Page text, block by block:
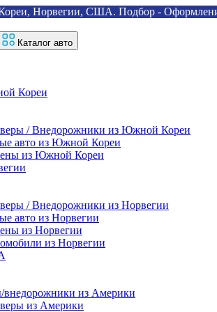
Норвегии, США. Подбор -
Каталог авто
Кореи
/ Внедорожники из Южной Кореи
авто из Южной Кореи
из Южной Кореи
/ Внедорожники из Норвегии
авто из Норвегии
из Норвегии
из Норвегии
из Америки
из Америки